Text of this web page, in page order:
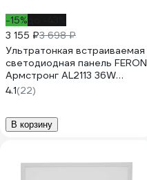
-15%
3 155 ₽3 698 ₽
Ультратонкая встраиваемая
светодиодная панель FERON
Армстронг AL2113 36W
4000K белый, драйвер в
комплекте, 28769
4.1(22)
В корзину